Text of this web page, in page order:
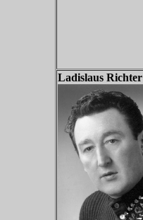
Ladislaus Richter